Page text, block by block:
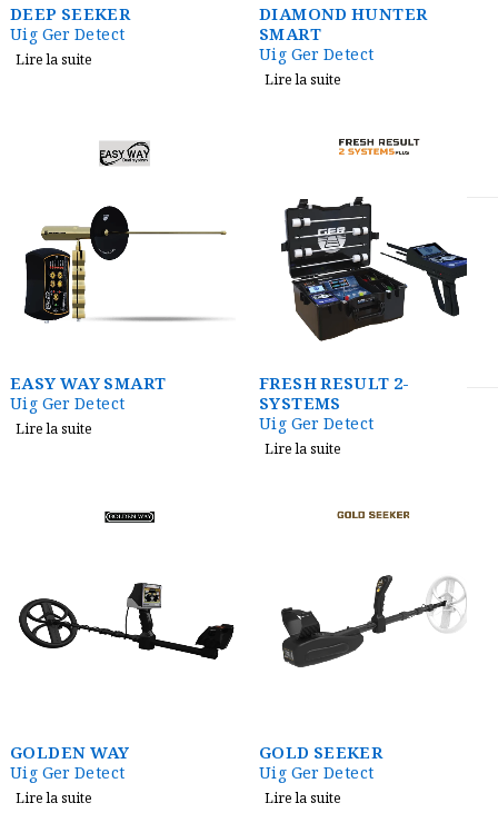
DEEP SEEKER
Uig Ger Detect
Lire la suite
DIAMOND HUNTER
SMART
Uig Ger Detect
Lire la suite
EASY WAY SMART
Uig Ger Detect
Lire la suite
FRESH RESULT 2-
SYSTEMS
Uig Ger Detect
Lire la suite
GOLDEN WAY
Uig Ger Detect
Lire la suite
GOLD SEEKER
Uig Ger Detect
Lire la suite